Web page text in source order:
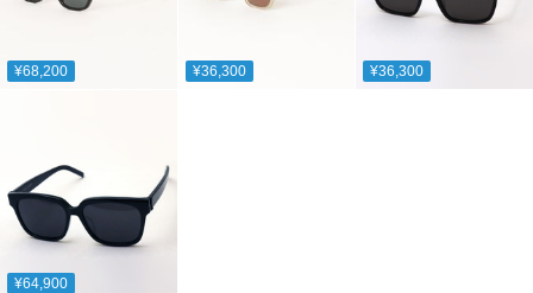
¥68,200 ¥36,300 ¥36,300
¥64,900